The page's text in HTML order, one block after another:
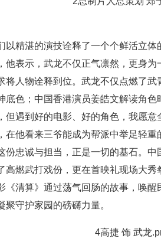
以精湛的演技诠释了一个个鲜活立
他表示，武龙不仅正气凛然，更身
将人物诠释到位。武龙不仅点燃了武
底色；中国香港演员姜皓文解读角色
但遇到好的电影、好的角色，我愿
在他看来三爷能成为帮派中举足轻重
份忠诚与担当，正是一切的基石。中
高燃武打戏份，更在首映礼现场大
《清算》通过荡气回肠的故事，唤
聚守护家园的磅礴力量。